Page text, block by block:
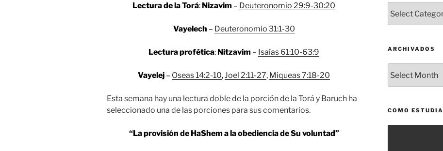
Lectura de la Torá: Nizavim – Deuteronomio 29:9-30:20
Vayelech – Deuteronomio 31:1-30
Lectura profética: Nitzavim – Isaías 61:10-63:9
Vayelej – Oseas 14:2-10, Joel 2:11-27, Miqueas 7:18-20
Esta semana hay una lectura doble de la porción de la Torá y Baruch ha
seleccionado una de las porciones para sus comentarios.
“La provisión de HaShem a la obediencia de Su voluntad”
ARCHIVADOS
COMO